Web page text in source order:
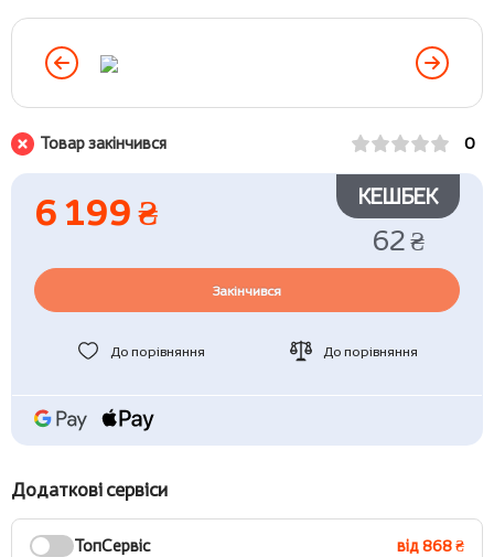
Товар закінчився 0
6 199 ₴ КЕШБЕК
62 ₴
Закінчився
До порівняння До порівняння
Додаткові сервіси
ТопСервіс від 868 ₴